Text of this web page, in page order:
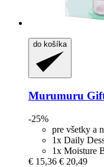
do košíka
Murumuru
-25%
pre všetky a
1x Daily
1x Moisture
€ 15,36 € 20,49